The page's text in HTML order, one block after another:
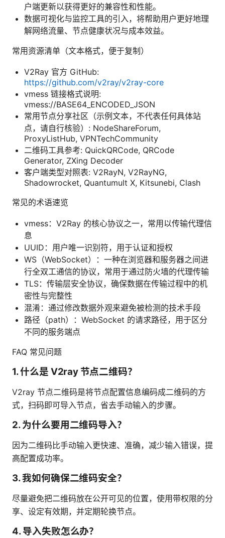
户端更新以获得更好的兼容性和性能。
数据可视化与监控工具的引入，将帮助用户更好地理
解网络流量、节点健康状况与成本效益。
常用资源清单（文本格式，便于复制）
V2Ray 官方 GitHub:
https://github.com/v2ray/v2ray-core
vmess 链接格式说明:
vmess://BASE64_ENCODED_JSON
常用节点分享社区（示例文本，不代表任何具体站
点，请自行核验）: NodeShareForum,
ProxyListHub, VPNTechCommunity
二维码工具参考: QuickQRCode, QRCode
Generator, ZXing Decoder
客户端类型对照表: V2RayN, V2RayNG,
Shadowrocket, Quantumult X, Kitsunebi, Clash
常见的术语速览
vmess：V2Ray 的核心协议之一，常用以传输代理信
息
UUID：用户唯一识别符，用于认证和授权
WS（WebSocket）：一种在浏览器和服务器之间进
行全双工通信的协议，常用于通过防火墙的代理传输
TLS：传输层安全协议，确保数据在传输过程中的机
密性与完整性
混淆：通过修改数据外观来避免被检测的技术手段
路径（path）：WebSocket 的请求路径，用于区分
不同的服务端点
FAQ 常见问题
1. 什么是 V2ray 节点二维码？
V2ray 节点二维码是将节点配置信息编码成二维码的方
式，扫码即可导入节点，省去手动输入的步骤。
2. 为什么要用二维码导入？
因为二维码比手动输入更快速、准确，减少输入错误，提
高配置成功率。
3. 我如何确保二维码安全？
尽量避免把二维码放在公开可见的位置，使用带权限的分
享、设定有效期，并定期轮换节点。
4. 导入失败怎么办？